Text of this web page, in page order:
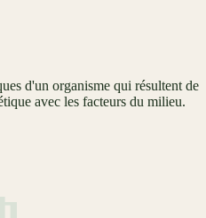
d'un organisme qui résultent de
avec les facteurs du milieu.